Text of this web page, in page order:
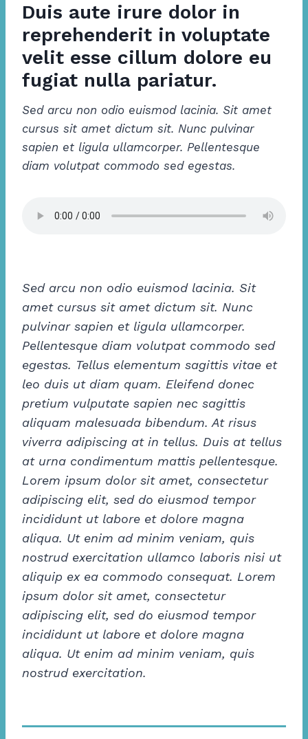
Duis aute irure dolor in
reprehenderit in voluptate
velit esse cillum dolore eu
fugiat nulla pariatur.
Sed arcu non odio euismod lacinia. Sit amet
cursus sit amet dictum sit. Nunc pulvinar
sapien et ligula ullamcorper. Pellentesque
diam volutpat commodo sed egestas.
Sed arcu non odio euismod lacinia. Sit
amet cursus sit amet dictum sit. Nunc
pulvinar sapien et ligula ullamcorper.
Pellentesque diam volutpat commodo sed
egestas. Tellus elementum sagittis vitae et
leo duis ut diam quam. Eleifend donec
pretium vulputate sapien nec sagittis
aliquam malesuada bibendum. At risus
viverra adipiscing at in tellus. Duis at tellus
at urna condimentum mattis pellentesque.
Lorem ipsum dolor sit amet, consectetur
adipiscing elit, sed do eiusmod tempor
incididunt ut labore et dolore magna
aliqua. Ut enim ad minim veniam, quis
nostrud exercitation ullamco laboris nisi ut
aliquip ex ea commodo consequat. Lorem
ipsum dolor sit amet, consectetur
adipiscing elit, sed do eiusmod tempor
incididunt ut labore et dolore magna
aliqua. Ut enim ad minim veniam, quis
nostrud exercitation.